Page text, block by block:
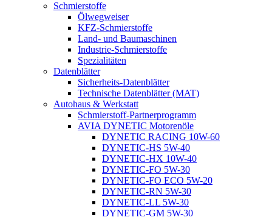
Schmierstoffe
Ölwegweiser
KFZ-Schmierstoffe
Land- und Baumaschinen
Industrie-Schmierstoffe
Spezialitäten
Datenblätter
Sicherheits-Datenblätter
Technische Datenblätter (MAT)
Autohaus & Werkstatt
Schmierstoff-Partnerprogramm
AVIA DYNETIC Motorenöle
DYNETIC RACING 10W-60
DYNETIC-HS 5W-40
DYNETIC-HX 10W-40
DYNETIC-FO 5W-30
DYNETIC-FO ECO 5W-20
DYNETIC-RN 5W-30
DYNETIC-LL 5W-30
DYNETIC-GM 5W-30